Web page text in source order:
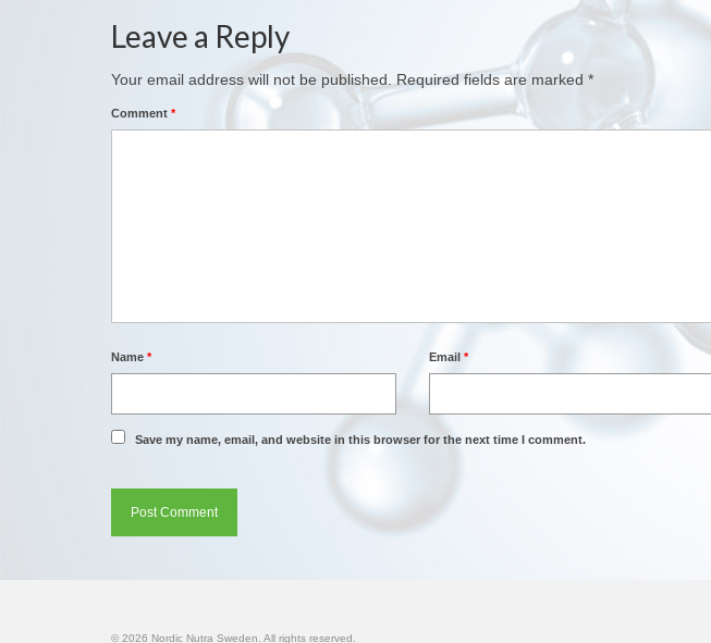
Leave a Reply
Your email address will not be published. Required fields are marked *
Comment *
Name * Email*
Save my name, email, and website in this browser for the next time I comment.
© 2026 Nordic Nutra Sweden. All rights reserved.